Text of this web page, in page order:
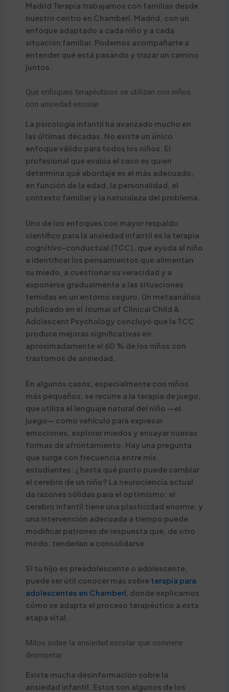
Madrid Terapia trabajamos con familias desde
nuestro centro en Chamberí, Madrid, con un
enfoque adaptado a cada niño y a cada
situación familiar. Podemos acompañarte a
entender qué está pasando y trazar un camino
juntos.
Qué enfoques terapéuticos se utilizan con niños
con ansiedad escolar
La psicología infantil ha avanzado mucho en
las últimas décadas. No existe un único
enfoque válido para todos los niños. El
profesional que evalúa el caso es quien
determina qué abordaje es el más adecuado,
en función de la edad, la personalidad, el
contexto familiar y la naturaleza del problema.
Uno de los enfoques con mayor respaldo
científico para la ansiedad infantil es la terapia
cognitivo-conductual (TCC), que ayuda al niño
a identificar los pensamientos que alimentan
su miedo, a cuestionar su veracidad y a
exponerse gradualmente a las situaciones
temidas en un entorno seguro. Un metaanálisis
publicado en el Journal of Clinical Child &
Adolescent Psychology concluyó que la TCC
produce mejoras significativas en
aproximadamente el 60 % de los niños con
trastornos de ansiedad.
En algunos casos, especialmente con niños
más pequeños, se recurre a la terapia de juego,
que utiliza el lenguaje natural del niño —el
juego— como vehículo para expresar
emociones, explorar miedos y ensayar nuevas
formas de afrontamiento. Hay una pregunta
que surge con frecuencia entre mis
estudiantes: ¿hasta qué punto puede cambiar
el cerebro de un niño? La neurociencia actual
da razones sólidas para el optimismo: el
cerebro infantil tiene una plasticidad enorme, y
una intervención adecuada a tiempo puede
modificar patrones de respuesta que, de otro
modo, tenderían a consolidarse.
Si tu hijo es preadolescente o adolescente,
puede ser útil conocer más sobre terapia para
adolescentes en Chamberí, donde explicamos
cómo se adapta el proceso terapéutico a esta
etapa vital.
Mitos sobre la ansiedad escolar que conviene
desmontar
Existe mucha desinformación sobre la
ansiedad infantil. Estos son algunos de los